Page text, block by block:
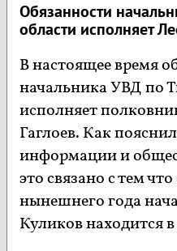
Обязанности
области исполняет
В настоящее время
начальника УВД по
исполняет
Гаглоев. Как
информации и
это связано с тем
нынешнего года
Куликов находится